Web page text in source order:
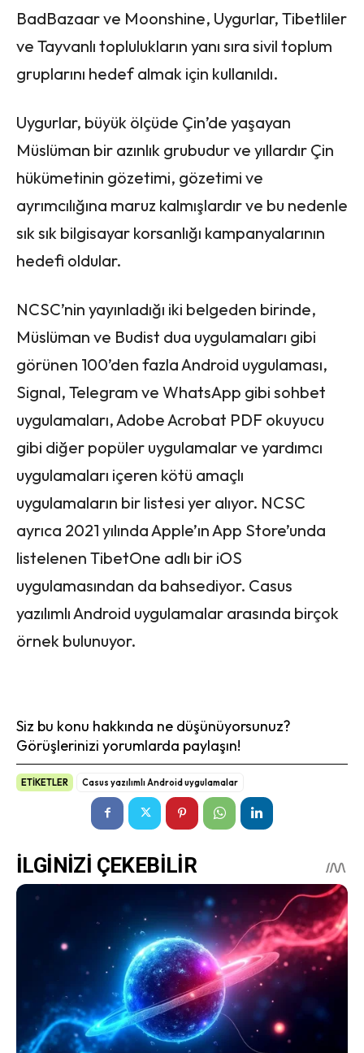
BadBazaar ve Moonshine, Uygurlar, Tibetliler
ve Tayvanlı toplulukların yanı sıra sivil toplum
gruplarını hedef almak için kullanıldı.
Uygurlar, büyük ölçüde Çin’de yaşayan
Müslüman bir azınlık grubudur ve yıllardır Çin
hükümetinin gözetimi, gözetimi ve
ayrımcılığına maruz kalmışlardır ve bu nedenle
sık sık bilgisayar korsanlığı kampanyalarının
hedefi oldular.
NCSC’nin yayınladığı iki belgeden birinde,
Müslüman ve Budist dua uygulamaları gibi
görünen 100’den fazla Android uygulaması,
Signal, Telegram ve WhatsApp gibi sohbet
uygulamaları, Adobe Acrobat PDF okuyucu
gibi diğer popüler uygulamalar ve yardımcı
uygulamaları içeren kötü amaçlı
uygulamaların bir listesi yer alıyor. NCSC
ayrıca 2021 yılında Apple’ın App Store’unda
listelenen TibetOne adlı bir iOS
uygulamasından da bahsediyor. Casus
yazılımlı Android uygulamalar arasında birçok
örnek bulunuyor.
Siz bu konu hakkında ne düşünüyorsunuz?
Görüşlerinizi yorumlarda paylaşın!
ETİKETLER Casus yazılımlı Android uygulamalar